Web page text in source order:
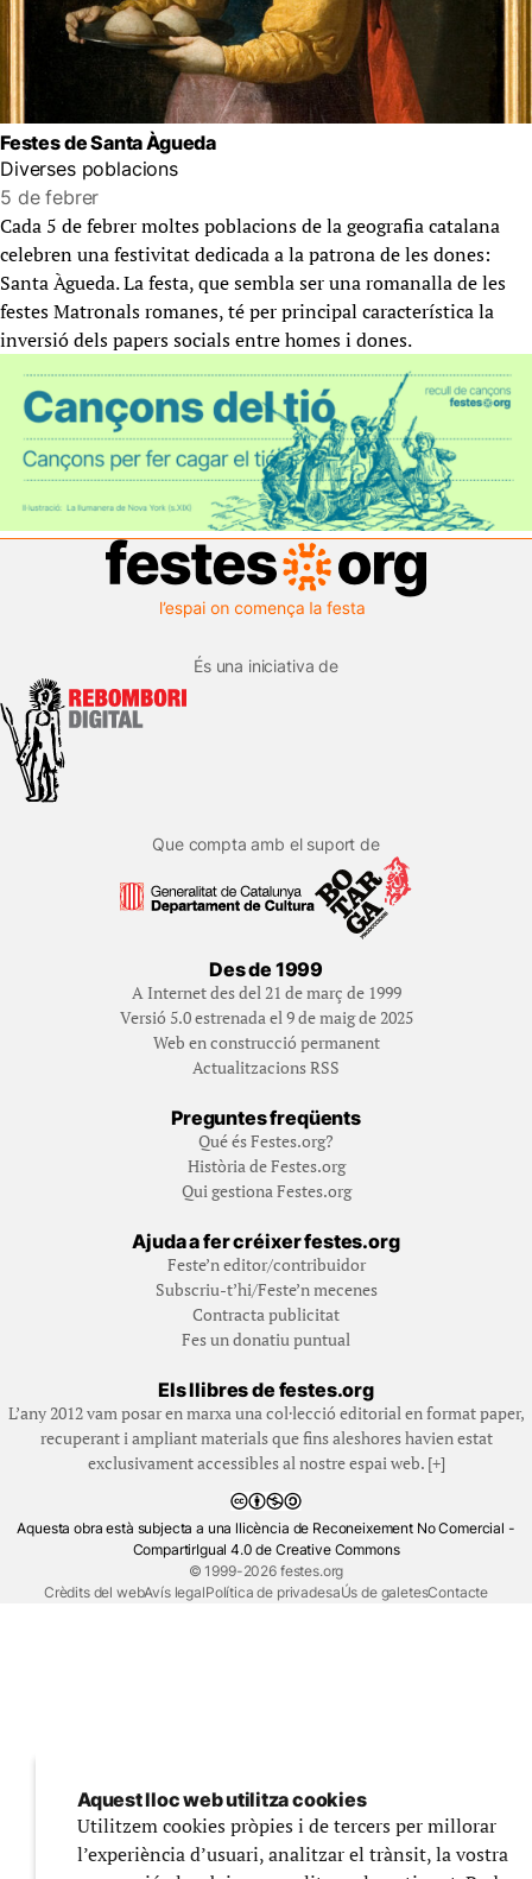
Festes de Santa Àgueda
Diverses poblacions
5 de febrer
Cada 5 de febrer moltes poblacions de la geografia catalana
celebren una festivitat dedicada a la patrona de les dones:
Santa Àgueda. La festa, que sembla ser una romanalla de les
festes Matronals romanes, té per principal característica la
inversió dels papers socials entre homes i dones.
És una iniciativa de
Que compta amb el suport de
Des de 1999
A Internet des del 21 de març de 1999
Versió 5.0 estrenada el 9 de maig de 2025
Web en construcció permanent
Actualitzacions RSS
Preguntes freqüents
Qué és Festes.org?
Història de Festes.org
Qui gestiona Festes.org
Ajuda a fer créixer festes.org
Feste’n editor/contribuidor
Subscriu-t’hi/Feste’n mecenes
Contracta publicitat
Fes un donatiu puntual
Els llibres de festes.org
L’any 2012 vam posar en marxa una col·lecció editorial en format paper,
recuperant i ampliant materials que fins aleshores havien estat
exclusivament accessibles al nostre espai web. [+]
Aquesta obra està subjecta a una llicència de Reconeixement No Comercial -
CompartirIgual 4.0 de Creative Commons
© 1999-2026 festes.org
Crèdits del webAvís legalPolítica de privadesaÚs de galetesContacte
Aquest lloc web utilitza cookies
Utilitzem cookies pròpies i de tercers per millorar
l’experiència d’usuari, analitzar el trànsit, la vostra